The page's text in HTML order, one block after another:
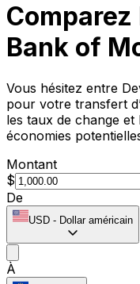
Bank of
Vous hésitez entre
pour votre transfert
les taux de change
économies
Montant
$
De
USD - Dollar américain
À